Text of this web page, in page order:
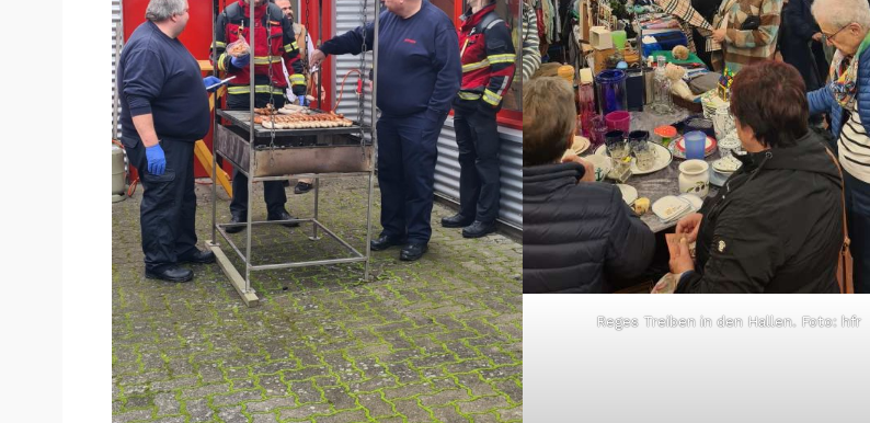
Reges Treiben in den Hallen. Foto: hfr